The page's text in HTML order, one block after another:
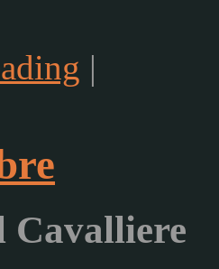
|
Cavalliere